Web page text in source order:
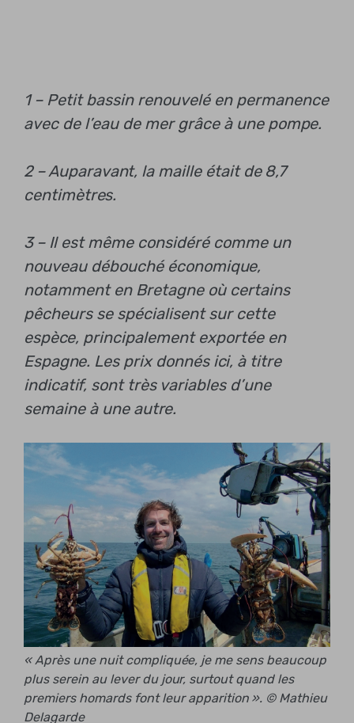
1 – Petit bassin renouvelé en permanence
avec de l’eau de mer grâce à une pompe.
2 – Auparavant, la maille était de 8,7
centimètres.
3 – Il est même considéré comme un
nouveau débouché économique,
notamment en Bretagne où certains
pêcheurs se spécialisent sur cette
espèce, principalement exportée en
Espagne. Les prix donnés ici, à titre
indicatif, sont très variables d’une
semaine à une autre.
« Après une nuit compliquée, je me sens beaucoup
plus serein au lever du jour, surtout quand les
premiers homards font leur apparition ». © Mathieu
Delagarde